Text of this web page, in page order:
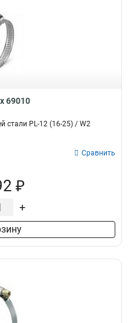
69010
стали PL-12 (16-25) / W2
Сравнить
₽
+